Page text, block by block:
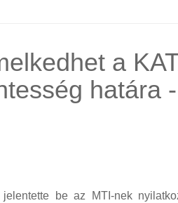
a
határa -
be az MTI-nek